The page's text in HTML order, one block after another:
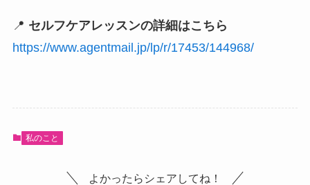
📍 セルフケアレッスンの詳細はこちら
https://www.agentmail.jp/lp/r/17453/144968/
私のこと
よかったらシェアしてね！